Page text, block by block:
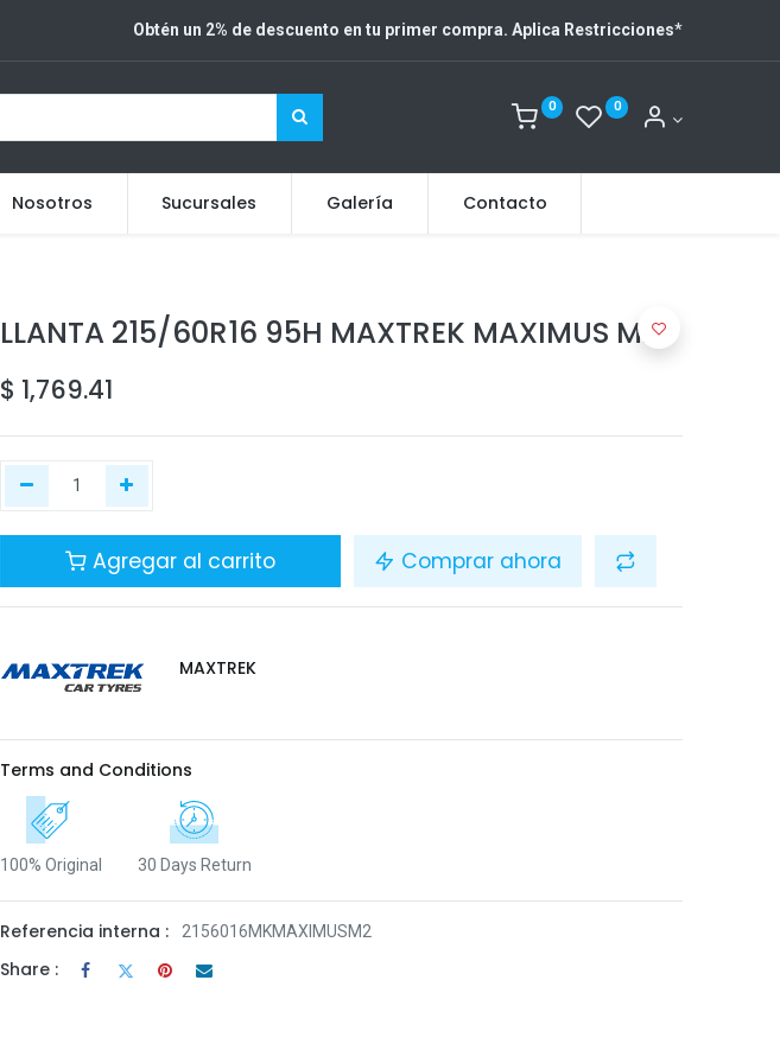
Obtén un 2% de descuento en tu primer compra. Aplica Restricciones*
0 0
Nosotros Sucursales Galería Contacto
LLANTA 215/60R16 95H MAXTREK MAXIMUS M2
$ 1,769.41
Agregar al carrito Comprar ahora
MAXTREK
Terms and Conditions
100% Original 30 Days Return
Referencia interna : 2156016MKMAXIMUSM2
Share :